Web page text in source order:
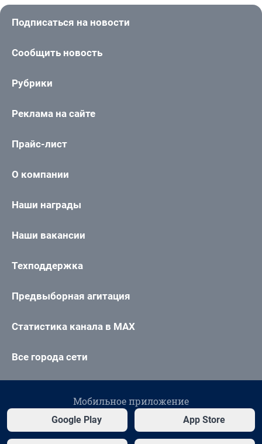
Подписаться на новости
Сообщить новость
Рубрики
Реклама на сайте
Прайс-лист
О компании
Наши награды
Наши вакансии
Техподдержка
Предвыборная агитация
Статистика канала в MAX
Все города сети
Мобильное приложение
Google Play App Store